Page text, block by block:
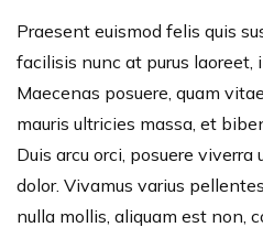
Praesent euismod felis quis
facilisis nunc at purus
Maecenas posuere, quam
mauris ultricies massa, et
Duis arcu orci, posuere
dolor. Vivamus varius
nulla mollis, aliquam est non,